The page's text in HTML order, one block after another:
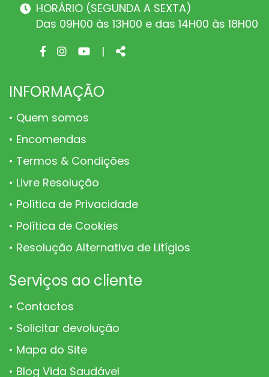
HORÁRIO (SEGUNDA A SEXTA)
Das 09H00 às 13H00 e das 14H00 às 18H00
Facebook
Instagram
Youtube
| Share
INFORMAÇÃO
Quem somos
Encomendas
Termos & Condições
Livre Resolução
Política de Privacidade
Política de Cookies
Resolução Alternativa de Litígios
Serviços ao cliente
Contactos
Solicitar devolução
Mapa do Site
Blog Vida Saudável